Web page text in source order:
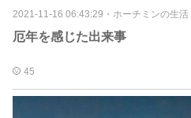
2021-11-16 06:43:29 ・ ホーチミンの生活
厄年を感じた出来事
45